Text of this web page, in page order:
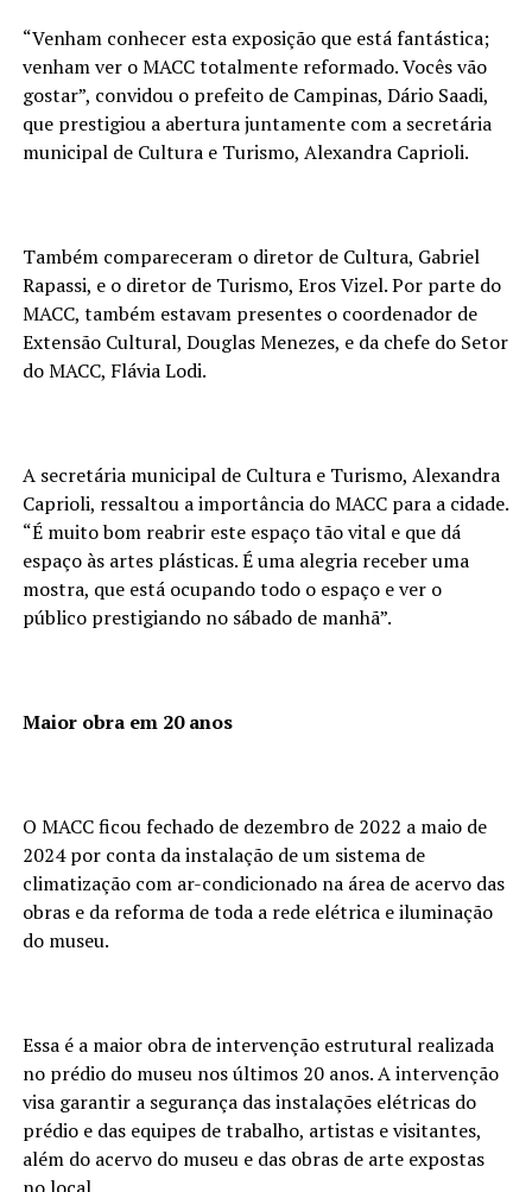
“Venham conhecer esta exposição que está fantástica;
venham ver o MACC totalmente reformado. Vocês vão
gostar”, convidou o prefeito de Campinas, Dário Saadi,
que prestigiou a abertura juntamente com a secretária
municipal de Cultura e Turismo, Alexandra Caprioli.
Também compareceram o diretor de Cultura, Gabriel
Rapassi, e o diretor de Turismo, Eros Vizel. Por parte do
MACC, também estavam presentes o coordenador de
Extensão Cultural, Douglas Menezes, e da chefe do Setor
do MACC, Flávia Lodi.
A secretária municipal de Cultura e Turismo, Alexandra
Caprioli, ressaltou a importância do MACC para a cidade.
“É muito bom reabrir este espaço tão vital e que dá
espaço às artes plásticas. É uma alegria receber uma
mostra, que está ocupando todo o espaço e ver o
público prestigiando no sábado de manhã”.
Maior obra em 20 anos
O MACC ficou fechado de dezembro de 2022 a maio de
2024 por conta da instalação de um sistema de
climatização com ar-condicionado na área de acervo das
obras e da reforma de toda a rede elétrica e iluminação
do museu.
Essa é a maior obra de intervenção estrutural realizada
no prédio do museu nos últimos 20 anos. A intervenção
visa garantir a segurança das instalações elétricas do
prédio e das equipes de trabalho, artistas e visitantes,
além do acervo do museu e das obras de arte expostas